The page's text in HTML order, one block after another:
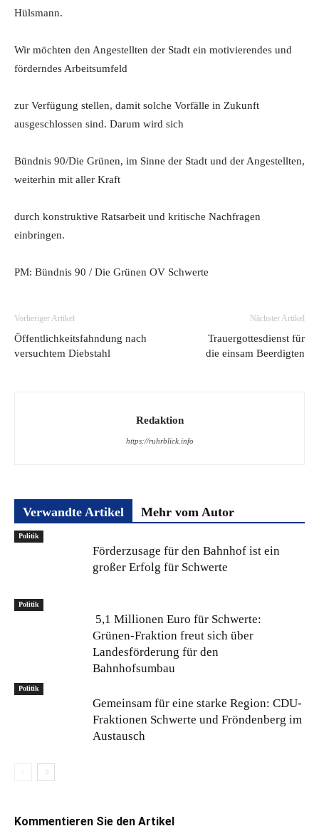
Hülsmann.
Wir möchten den Angestellten der Stadt ein motivierendes und
förderndes Arbeitsumfeld
zur Verfügung stellen, damit solche Vorfälle in Zukunft
ausgeschlossen sind. Darum wird sich
Bündnis 90/Die Grünen, im Sinne der Stadt und der Angestellten,
weiterhin mit aller Kraft
durch konstruktive Ratsarbeit und kritische Nachfragen
einbringen.
PM: Bündnis 90 / Die Grünen OV Schwerte
Vorheriger Artikel
Öffentlichkeitsfahndung nach
versuchtem Diebstahl
Nächster Artikel
Trauergottesdienst für
die einsam Beerdigten
Redaktion
https://ruhrblick.info
Verwandte Artikel Mehr vom Autor
Politik
Förderzusage für den Bahnhof ist ein
großer Erfolg für Schwerte
Politik
5,1 Millionen Euro für Schwerte:
Grünen-Fraktion freut sich über
Landesförderung für den
Bahnhofsumbau
Politik
Gemeinsam für eine starke Region: CDU-
Fraktionen Schwerte und Fröndenberg im
Austausch
Kommentieren Sie den Artikel